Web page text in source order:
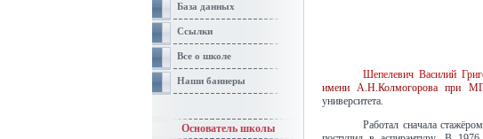
База данных
Ссылки
Все о школе
Наши баннеры
Основатель школы
Шепелевич Василий
имени А.Н.Колмогорова при
университета.
Работал сначала